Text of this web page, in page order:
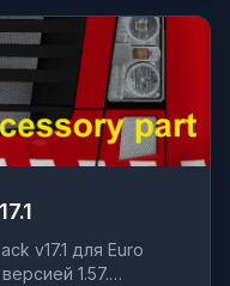
v17.1 для Euro
1.57.